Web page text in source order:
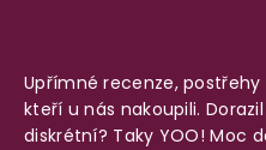
Upřímné recenze,
kteří u nás nakoupili.
diskrétní? Taky YOO! Moc